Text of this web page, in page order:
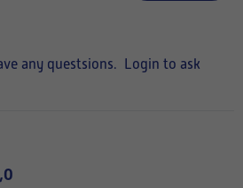
any questsions.
Login to ask